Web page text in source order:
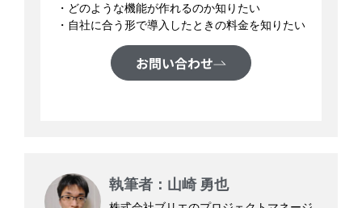
・どのような機能が作れるのか知りたい
・自社に合う形で導入したときの料金を知りたい
お問い合わせ
執筆者：山崎 勇也